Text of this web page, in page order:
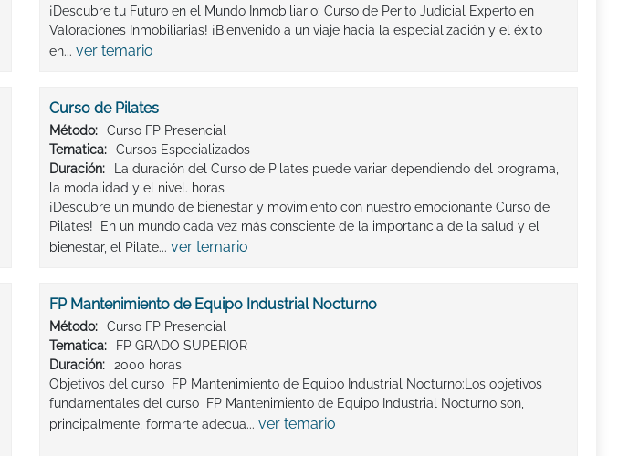
¡Descubre tu Futuro en el Mundo Inmobiliario: Curso de Perito Judicial Experto en
Valoraciones Inmobiliarias! ¡Bienvenido a un viaje hacia la especialización y el éxito
en... ver temario
Curso de Pilates
Método:
Curso FP Presencial
Tematica:
Cursos Especializados
Duración:
La duración del Curso de Pilates puede variar dependiendo del programa,
la modalidad y el nivel. horas
¡Descubre un mundo de bienestar y movimiento con nuestro emocionante Curso de
Pilates! En un mundo cada vez más consciente de la importancia de la salud y el
bienestar, el Pilate... ver temario
FP Mantenimiento de Equipo Industrial Nocturno
Método:
Curso FP Presencial
Tematica:
FP GRADO SUPERIOR
Duración:
2000 horas
Objetivos del curso FP Mantenimiento de Equipo Industrial Nocturno:Los objetivos
fundamentales del curso FP Mantenimiento de Equipo Industrial Nocturno son,
principalmente, formarte adecua... ver temario